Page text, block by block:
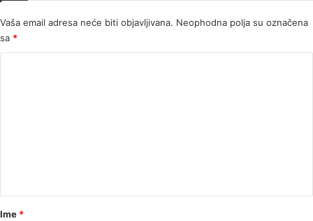
Vaša email adresa neće biti objavljivana. Neophodna polja su označena
sa *
rIme *